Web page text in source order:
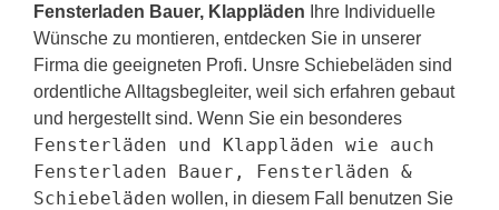
Fensterladen Bauer, Klappläden Ihre Individuelle
Wünsche zu montieren, entdecken Sie in unserer
Firma die geeigneten Profi. Unsre Schiebeläden sind
ordentliche Alltagsbegleiter, weil sich erfahren gebaut
und hergestellt sind. Wenn Sie ein besonderes
Fensterläden und Klappläden wie auch
Fensterladen Bauer, Fensterläden &
Schiebeläden wollen, in diesem Fall benutzen Sie